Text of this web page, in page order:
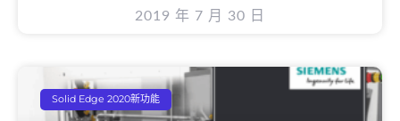
2019 年 7 月 30 日
Solid Edge 2020新功能